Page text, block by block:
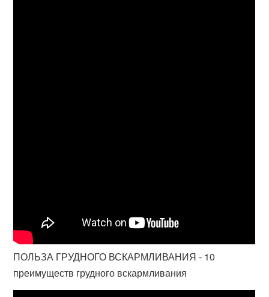
ПОЛЬЗА ГРУДНОГО ВСКАРМЛИВАНИЯ - 10
преимуществ грудного вскармливания